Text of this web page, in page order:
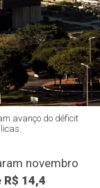
avanço do déficit
novembro
14,4